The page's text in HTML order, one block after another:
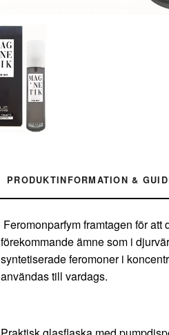
PRODUKTINFORMATION &
Feromonparfym framtagen för
förekommande ämne som i
syntetiserade feromoner i
användas till vardags.